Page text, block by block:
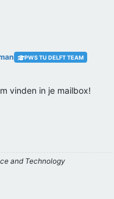
PWS TU DELFT TEAM
vinden in je mailbox!
and Technology